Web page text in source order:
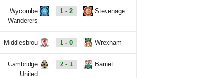
Wycombe
Wanderers
1 - 2 Stevenage
Middlesbrou 1 - 0 Wrexham
Cambridge
United
2 - 1 Barnet